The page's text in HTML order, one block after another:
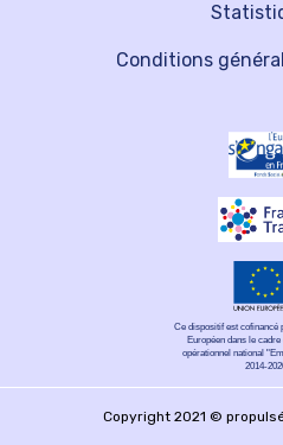
Conditions
Ce dispositif est cofinancé
Européen dans le
opérationnel national
2014-
Copyright 2021 © propulsé